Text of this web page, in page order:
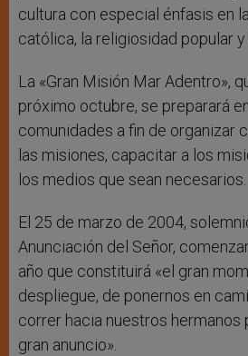
cultura con especial énfasis en
católica, la religiosidad popular
La «Gran Misión Mar Adentro»,
próximo octubre, se preparará
comunidades a fin de organizar
las misiones, capacitar a los
los medios que sean necesarios.
El 25 de marzo de 2004,
Anunciación del Señor,
año que constituirá «el gran
despliegue, de ponernos en
correr hacia nuestros hermanos
gran anuncio».